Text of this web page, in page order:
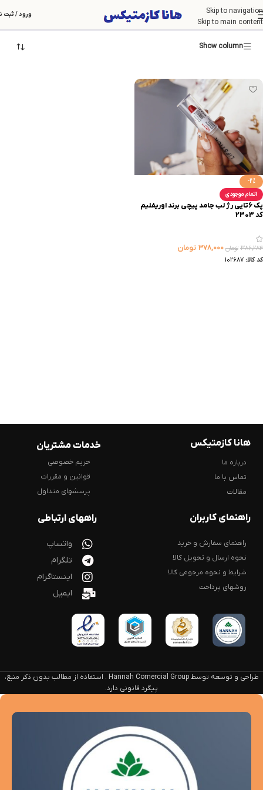
Skip to navigation
Skip to main content
ورود / ثبت اوریفلیم
Show column
-2%
اتمام موجودی
پک 6تایی رژ لب جامد پیچی برند اوریفلیم
کد 2303
۳۸۶,۲۸۴ تومان ۳۷۸,۰۰۰ تومان
کد کالا: 102687
هانا کازمتیکس
درباره ما
تماس با ما
مقالات
خدمات مشتریان
حریم خصوصی
قوانین و مقررات
پرسشهای متداول
راهنمای کاربران
راهنمای سفارش و خرید
نحوه ارسال و تحویل کالا
شرایط و نحوه مرجوعی کالا
روشهای پرداخت
راههای ارتباطی
واتساپ
تلگرام
اینستاگرام
ایمیل
طراحی و توسعه توسط Hannah Comercial Group . استفاده از مطالب بدون ذکر منبع،
پیگرد قانونی دارد.